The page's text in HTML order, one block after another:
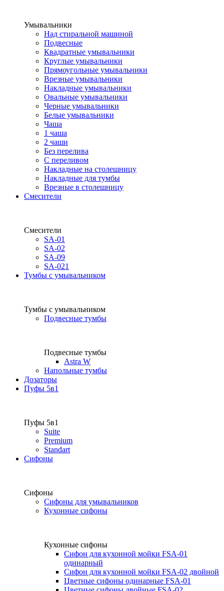
Умывальники
Над стиральной машиной
Подвесные
Квадратные умывальники
Круглые умывальники
Прямоугольные умывальники
Врезные умывальники
Накладные умывальники
Овальные умывальники
Черные умывальники
Белые умывальники
Чаша
1 чаша
2 чаши
Без перелива
С переливом
Накладные на столешницу
Накладные для тумбы
Врезные в столешницу
Смесители
Смесители
SA-01
SA-02
SA-09
SA-021
Тумбы с умывальником
Тумбы с умывальником
Подвесные тумбы
Подвесные тумбы
Astra W
Напольные тумбы
Дозаторы
Пуфы 5в1
Пуфы 5в1
Suite
Premium
Standart
Сифоны
Сифоны
Сифоны для умывальников
Кухонные сифоны
Кухонные сифоны
Сифон для кухонной мойки FSA-01
одинарный
Сифон для кухонной мойки FSA-02 двойной
Цветные сифоны одинарные FSA-01